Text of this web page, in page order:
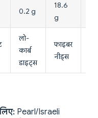
0.2 g
18.6
g
लो-
कार्ब
डाइट्स
फाइबर
नीड्स
Pearl/Israeli